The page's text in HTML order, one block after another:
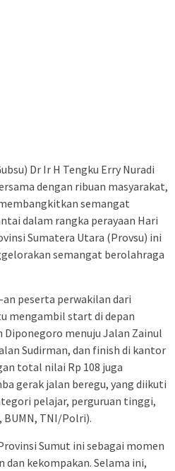
Dr Ir H Tengku Erry Nuradi
dengan ribuan masyarakat,
semangat
dalam rangka perayaan Hari
Sumatera Utara (Provsu) ini
semangat berolahraga
an peserta perwakilan dari
mengambil start di depan
Diponegoro menuju Jalan Zainul
Sudirman, dan finish di kantor
total nilai Rp 108 juga
gerak jalan beregu, yang diikuti
pelajar, perguruan tinggi,
BUMN, TNI/Polri).
Sumut ini sebagai momen
kekompakan. Selama ini,